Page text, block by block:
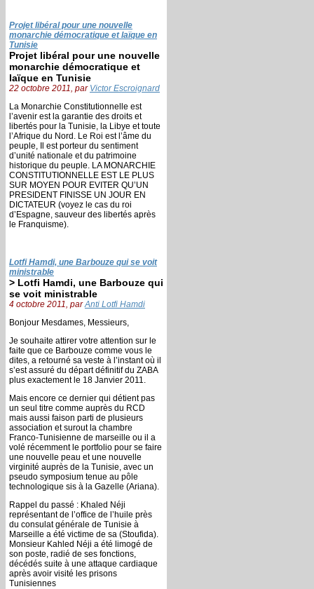
Projet libéral pour une nouvelle
monarchie démocratique et laïque en
Tunisie
Projet libéral pour une nouvelle
monarchie démocratique et
laïque en Tunisie
22 octobre 2011, par Victor Escroignard
La Monarchie Constitutionnelle est
l’avenir est la garantie des droits et
libertés pour la Tunisie, la Libye et toute
l’Afrique du Nord. Le Roi est l’âme du
peuple, Il est porteur du sentiment
d’unité nationale et du patrimoine
historique du peuple. LA MONARCHIE
CONSTITUTIONNELLE EST LE PLUS
SUR MOYEN POUR EVITER QU’UN
PRESIDENT FINISSE UN JOUR EN
DICTATEUR (voyez le cas du roi
d’Espagne, sauveur des libertés après
le Franquisme).
Lotfi Hamdi, une Barbouze qui se voit
ministrable
> Lotfi Hamdi, une Barbouze qui
se voit ministrable
4 octobre 2011, parAnti Lotfi Hamdi
Bonjour Mesdames, Messieurs,
Je souhaite attirer votre attention sur le
faite que ce Barbouze comme vous le
dites, a retourné sa veste à l’instant où il
s’est assuré du départ définitif du ZABA
plus exactement le 18 Janvier 2011.
Mais encore ce dernier qui détient pas
un seul titre comme auprès du RCD
mais aussi faison parti de plusieurs
association et surout la chambre
Franco-Tunisienne de marseille ou il a
volé récemment le portfolio pour se faire
une nouvelle peau et une nouvelle
virginité auprès de la Tunisie, avec un
pseudo symposium tenue au pôle
technologique sis à la Gazelle (Ariana).
Rappel du passé : Khaled Néji
représentant de l’office de l’huile près
du consulat générale de Tunisie à
Marseille a été victime de sa (Stoufida).
Monsieur Kahled Néji a été limogé de
son poste, radié de ses fonctions,
décédés suite à une attaque cardiaque
après avoir visité les prisons
Tunisiennes